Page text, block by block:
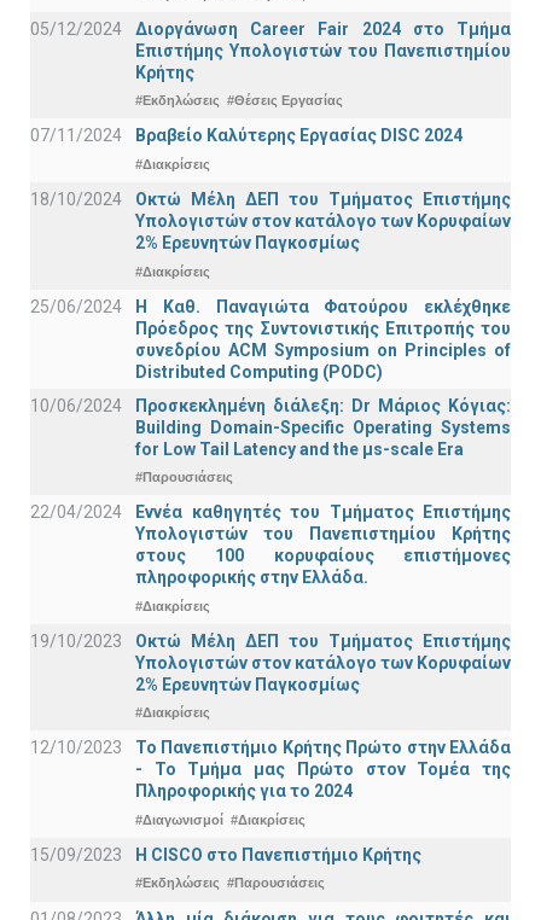
05/12/2024
Διοργάνωση Career Fair 2024 στο Τμήμα
Επιστήμης Υπολογιστών του Πανεπιστημίου
Κρήτης
#Εκδηλώσεις #Θέσεις Εργασίας
07/11/2024 Βραβείο Καλύτερης Εργασίας DISC 2024
#Διακρίσεις
18/10/2024
Οκτώ Μέλη ΔΕΠ του Τμήματος Επιστήμης
Υπολογιστών στον κατάλογο των Κορυφαίων
2% Ερευνητών Παγκοσμίως
#Διακρίσεις
25/06/2024
Η Καθ. Παναγιώτα Φατούρου εκλέχθηκε
Πρόεδρος της Συντονιστικής Επιτροπής του
συνεδρίου ACM Symposium on Principles of
Distributed Computing (PODC)
10/06/2024
Προσκεκλημένη διάλεξη: Dr Μάριος Κόγιας:
Building Domain-Specific Operating Systems
for Low Tail Latency and the μs-scale Era
#Παρουσιάσεις
22/04/2024
Εννέα καθηγητές του Τμήματος Επιστήμης
Υπολογιστών του Πανεπιστημίου Κρήτης
στους 100 κορυφαίους επιστήμονες
πληροφορικής στην Ελλάδα.
#Διακρίσεις
19/10/2023
Οκτώ Μέλη ΔΕΠ του Τμήματος Επιστήμης
Υπολογιστών στον κατάλογο των Κορυφαίων
2% Ερευνητών Παγκοσμίως
#Διακρίσεις
12/10/2023
Το Πανεπιστήμιο Κρήτης Πρώτο στην Ελλάδα
- Το Τμήμα μας Πρώτο στον Τομέα της
Πληροφορικής για το 2024
#Διαγωνισμοί #Διακρίσεις
15/09/2023 Η CISCO στο Πανεπιστήμιο Κρήτης
#Εκδηλώσεις #Παρουσιάσεις